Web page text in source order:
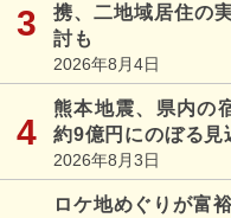
携、二地域居住の
討も
2026年8月4日
熊本地震、県内の
約9億円にのぼる見
2026年8月3日
ロケ地めぐりが富